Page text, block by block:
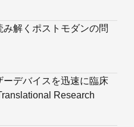
み解くポストモダンの問
ーデバイスを迅速に臨床
Research